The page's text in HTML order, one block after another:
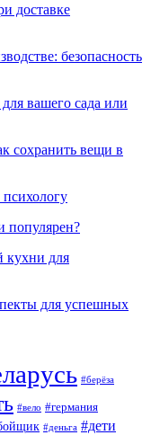
доставке
безопасность
вашего сада или
сохранить вещи в
популярен?
кухни для
для успешных
#берёза
#вело #германия
#деньга #дети